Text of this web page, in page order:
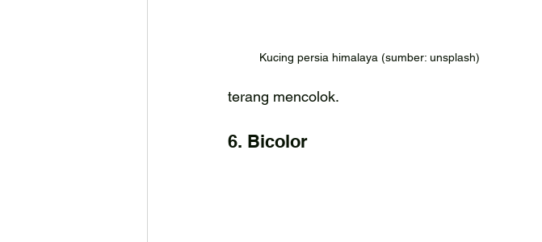
Kucing persia himalaya (sumber: unsplash)
terang mencolok.
6. Bicolor